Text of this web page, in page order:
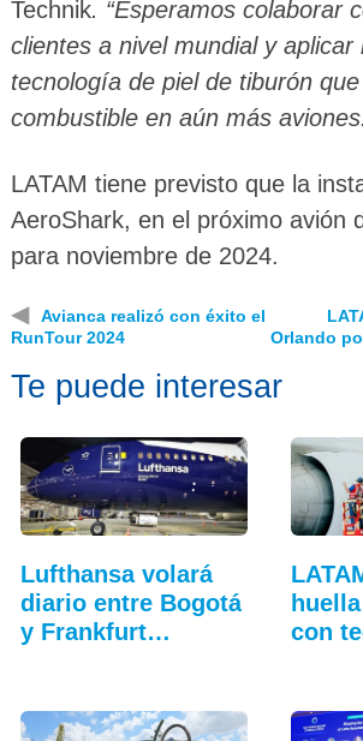
Technik. “Esperamos colaborar
clientes a nivel mundial y aplicar
tecnología de piel de tiburón
combustible en aún más aviones.
LATAM tiene previsto que la
AeroShark, en el próximo avión
para noviembre de 2024.
◀
Avianca realizó con éxito el
RunTour 2024
Orlando
Te puede interesar
Lufthansa volará
diario entre Bogotá
y Frankfurt…
con